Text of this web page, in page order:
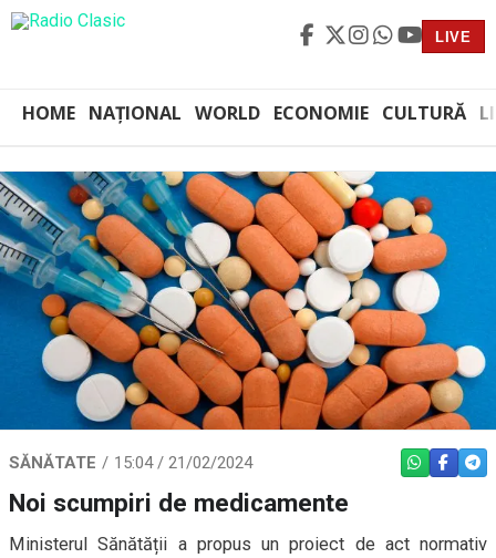
LIVE
HOME NAȚIONAL WORLD ECONOMIE CULTURĂ
SĂNĂTATE 15:04 / 21/02/2024 WHATSAPP
Noi scumpiri de medicamente
Ministerul Sănătății a propus un proiect de act normativ